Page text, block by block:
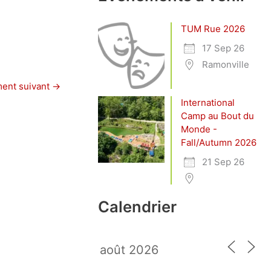
suivant →
TUM Rue 2026
17 Sep 26
Ramonville
International
Camp au Bout du
Monde -
Fall/Autumn 2026
21 Sep 26
Calendrier